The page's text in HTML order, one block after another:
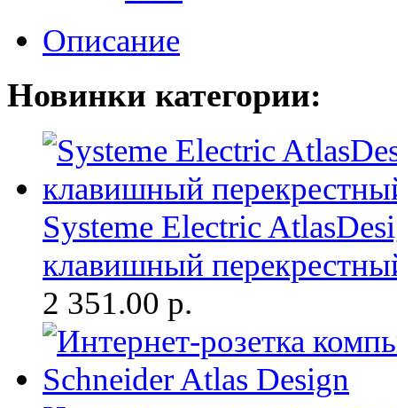
Описание
Новинки категории:
Systeme Electric
клавишный
2 351.00 р.